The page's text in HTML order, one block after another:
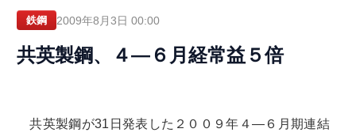
鉄鋼 2009年8月3日 00:00
共英製鋼、４―６月経常益５倍
共英製鋼が31日発表した２００９年４―６月期連結